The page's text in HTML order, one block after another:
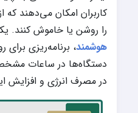
کاربران امکان می‌دهند که
را روشن یا خاموش کنند.
هوشمند، برنامه‌ریزی
دستگاه‌ها در ساعات
در مصرف انرژی و افزایش